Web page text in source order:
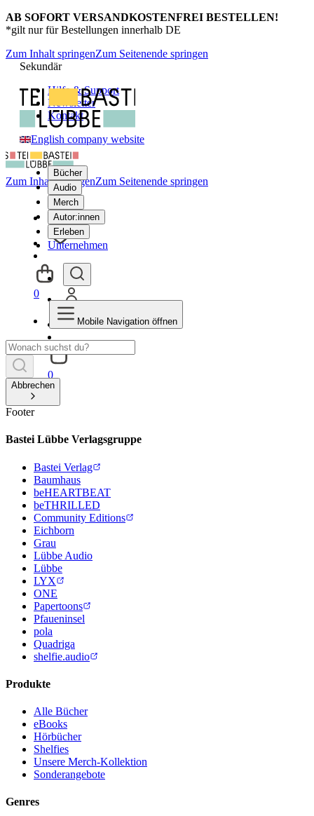
AB SOFORT VERSANDKOSTENFREI BESTELLEN!
*gilt nur für Bestellungen innerhalb DE
Zum Inhalt springenZum Seitenende springen
Sekundär
Hilfe & Support
Newsletter
Kontakt
English company website
Bücher
Audio
Merch
Autor:innen
Erleben
Unternehmen
0
Zum Inhalt springenZum Seitenende springen
0
Mobile Navigation öffnen
Abbrechen
Footer
Bastei Lübbe Verlagsgruppe
Bastei Verlag
Baumhaus
beHEARTBEAT
beTHRILLED
Community Editions
Eichborn
Grau
Lübbe Audio
Lübbe
LYX
ONE
Papertoons
Pfaueninsel
pola
Quadriga
shelfie.audio
Produkte
Alle Bücher
eBooks
Hörbücher
Shelfies
Unsere Merch-Kollektion
Sonderangebote
Genres